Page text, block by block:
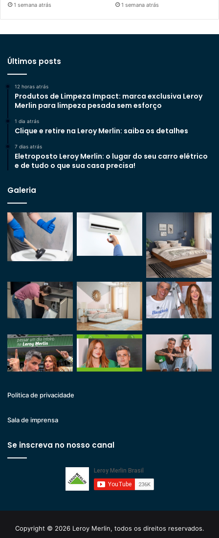
1 semana atrás 1 semana atrás
Últimos posts
12 horas atrás
Produtos de Limpeza Impact: marca exclusiva Leroy
Merlin para limpeza pesada sem esforço
1 dia atrás
Clique e retire na Leroy Merlin: saiba os detalhes
7 dias atrás
Eletroposto Leroy Merlin: o lugar do seu carro elétrico
e de tudo o que sua casa precisa!
Galeria
Politica de privacidade
Sala de imprensa
Se inscreva no nosso canal
Copyright © 2026 Leroy Merlin, todos os direitos reservados.